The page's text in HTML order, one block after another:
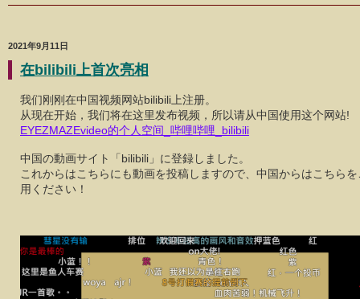
2021年9月11日
在bilibili上首次亮相
我们刚刚在中国视频网站bilibili上注册。
从现在开始，我们将在这里发布视频，所以请从中国使用这个网站!
EYEZMAZEvideo的个人空间_哔哩哔哩_bilibili
中国の動画サイト「bilibili」に登録しました。
これからはこちらにも動画を投稿しますので、中国からはこちら
用ください！